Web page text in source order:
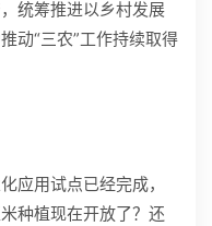
统筹推进以乡村发展
动“三农”工作持续取得
应用试点已经完成，
种植现在开放了？还